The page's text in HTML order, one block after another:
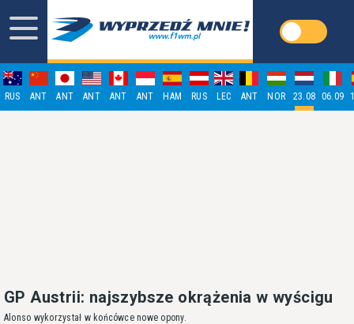
RUS ANT ANT ANT ANT ANT HAM RUS LEC ANT NOR 23.08 06.09
GP Austrii: najszybsze okrążenia w wyścigu
Alonso wykorzystał w końcówce nowe opony.